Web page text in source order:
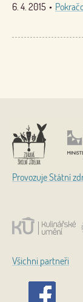
6. 4. 2015 •
Provozuje Státní
Všichni partneři